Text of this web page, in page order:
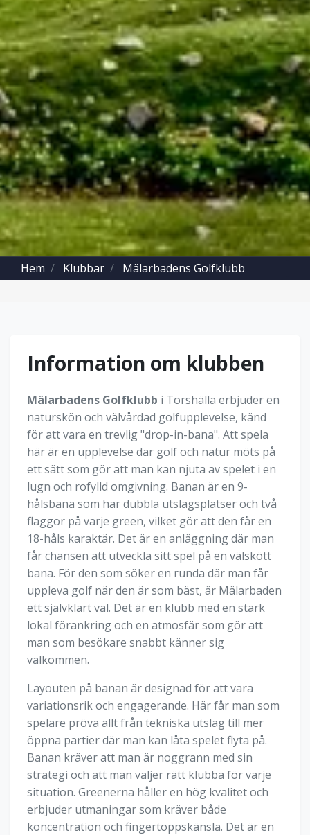
Hem Klubbar Mälarbadens Golfklubb
Information om klubben
Mälarbadens Golfklubb i Torshälla erbjuder en
naturskön och välvårdad golfupplevelse, känd
för att vara en trevlig "drop-in-bana". Att spela
här är en upplevelse där golf och natur möts på
ett sätt som gör att man kan njuta av spelet i en
lugn och rofylld omgivning. Banan är en 9-
hålsbana som har dubbla utslagsplatser och två
flaggor på varje green, vilket gör att den får en
18-håls karaktär. Det är en anläggning där man
får chansen att utveckla sitt spel på en välskött
bana. För den som söker en runda där man får
uppleva golf när den är som bäst, är Mälarbaden
ett självklart val. Det är en klubb med en stark
lokal förankring och en atmosfär som gör att
man som besökare snabbt känner sig
välkommen.
Layouten på banan är designad för att vara
variationsrik och engagerande. Här får man som
spelare pröva allt från tekniska utslag till mer
öppna partier där man kan låta spelet flyta på.
Banan kräver att man är noggrann med sin
strategi och att man väljer rätt klubba för varje
situation. Greenerna håller en hög kvalitet och
erbjuder utmaningar som kräver både
koncentration och fingertoppskänsla. Det är en